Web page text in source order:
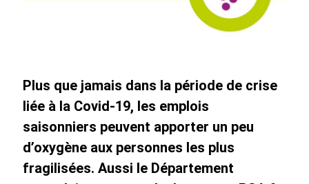
Plus que jamais dans la période de crise
liée à la Covid-19, les emplois
saisonniers peuvent apporter un peu
d’oxygène aux personnes les plus
fragilisées. Aussi le Département